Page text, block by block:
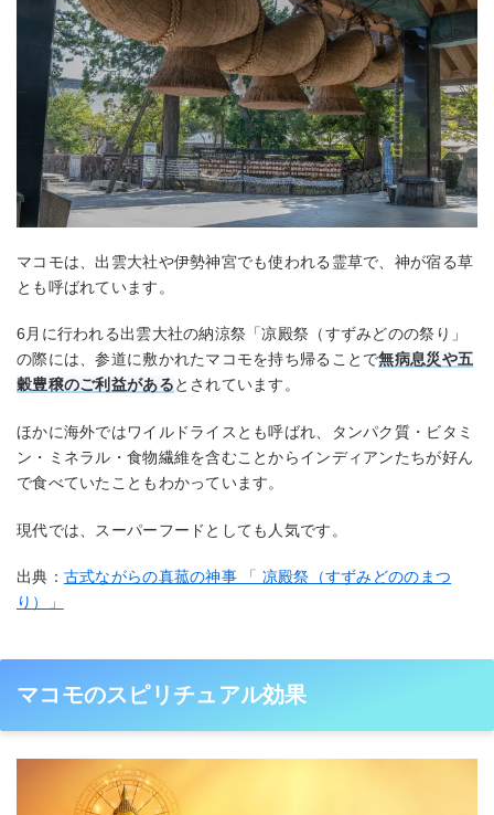
マコモは、出雲大社や伊勢神宮でも使われる霊草で、神が宿る草
とも呼ばれています。
6月に行われる出雲大社の納涼祭「凉殿祭（すずみどのの祭り」
の際には、参道に敷かれたマコモを持ち帰ることで無病息災や五
穀豊穣のご利益があるとされています。
ほかに海外ではワイルドライスとも呼ばれ、タンパク質・ビタミ
ン・ミネラル・食物繊維を含むことからインディアンたちが好ん
で食べていたこともわかっています。
現代では、スーパーフードとしても人気です。
出典： 古式ながらの真菰の神事 「 凉殿祭（すずみどののまつ
り）」
マコモのスピリチュアル効果